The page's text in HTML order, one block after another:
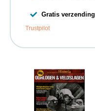
Gratis verzending
Trustpilot